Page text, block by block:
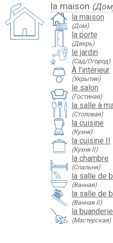
la maison
la maison
(Дом)
la porte
(Дверь)
le jardin
(Сад/Огород)
À l'intérieur
(Укрытие)
le salon
(Гостиная)
la salle à
(Столовая)
la cuisine
(Кухня)
la cuisine II
(Кухня II)
la chambre
(Спальня)
la salle de
(Ванная)
la salle de
(Ванная II)
la buanderie
(Мастерская)